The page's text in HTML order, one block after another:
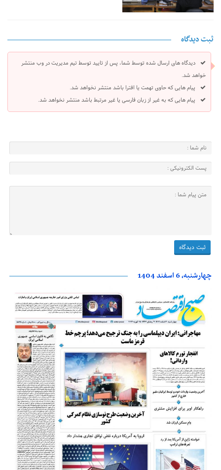
ثبت دیدگاه
دیدگاه های ارسال شده توسط شما، پس از تایید توسط تیم مدیریت در وب منتشر
خواهد شد.
پیام هایی که حاوی تهمت یا افترا باشد منتشر نخواهد شد.
پیام هایی که به غیر از زبان فارسی یا غیر مرتبط باشد منتشر نخواهد شد.
چهارشنبه، 6 اسفند 1404